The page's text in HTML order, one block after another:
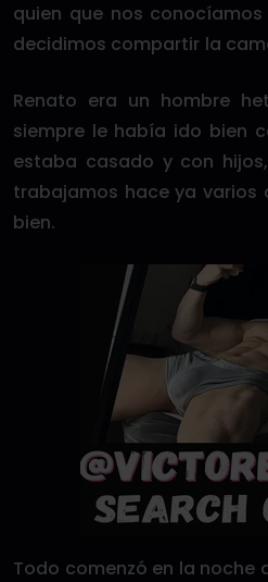
quien que nos
decidimos compartir la
Renato era un hombre
siempre le había ido bien
estaba casado y con
trabajamos hace ya varios
bien.
Todo comenzó en la noche